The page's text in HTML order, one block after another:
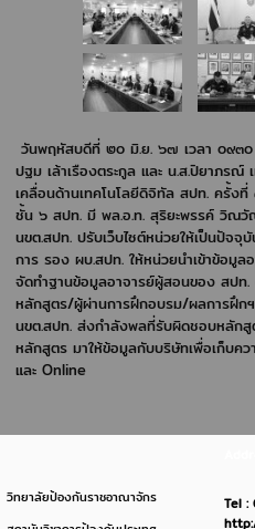
วันพฤหัสบดีที่ ๒๐ มิ.ย. ๖๗ เวลา ๐๙๓
ปฐม เล้าเรืองตระกูล และ น.ส.ปิยาภรณ์
เคลื่อนด้านเทคโนโลยีดิจิทัล สปท. ครั้ง
ชั้น ๖ สปท. มี พล.อ.ท. สุริยะพรรค์ วิณวั
นขต.สปท. ปรับเว็บไซต์หน่วยให้เป็นปัจจุ
การ รอง ผบ.สปท. ให้หน่วยนำเข้าข้อมู
จัดทำฐานข้อมูลอาจารย์ผู้สอนของ สปท
หลักสูตร/ผู้ผ่านการฝึกอบรม/ผลการฝึกฯ
นขต.สปท. ส่งกำลังพลที่รับผิดชอบหลักสู
หลักสูตร มาให้ข้อมูลกับบริษัทเพื่อเก็บค
และ Online
วิทยาลัยป้องกันราชอาณาจักร
Tel :